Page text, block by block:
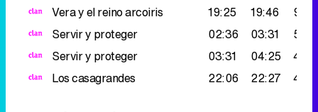
Vera y el reino arcoiris
19:25 19:46
Servir y proteger
02:36 03:31
Servir y proteger
03:31 04:25
Los casagrandes
22:06 22:27